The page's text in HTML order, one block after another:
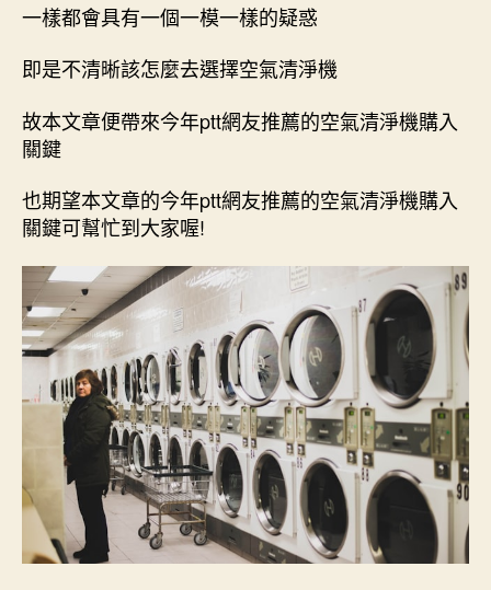
一樣都會具有一個一模一樣的疑惑
即是不清晰該怎麼去選擇空氣清淨機
故本文章便帶來今年ptt網友推薦的空氣清淨機購入
關鍵
也期望本文章的今年ptt網友推薦的空氣清淨機購入
關鍵可幫忙到大家喔!